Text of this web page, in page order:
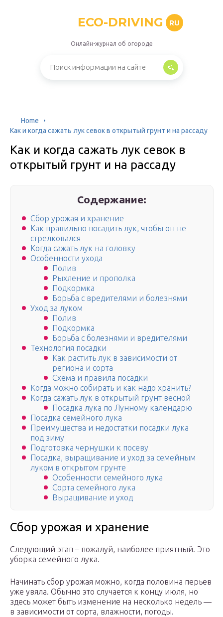
ECO-DRIVING RU
Онлайн-журнал об огороде
Home
Как и когда сажать лук севок в открытый грунт и на рассаду
Как и когда сажать лук севок в
открытый грунт и на рассаду
Содержание:
Сбор урожая и хранение
Как правильно посадить лук, чтобы он не
стрелковался
Когда сажать лук на головку
Особенности ухода
Полив
Рыхление и прополка
Подкормка
Борьба с вредителями и болезнями
Уход за луком
Полив
Подкормка
Борьба с болезнями и вредителями
Технология посадки
Как растить лук в зависимости от
региона и сорта
Схема и правила посадки
Когда можно собирать и как надо хранить?
Когда сажать лук в открытый грунт весной
Посадка лука по Лунному календарю
Посадка семейного лука
Преимущества и недостатки посадки лука
под зиму
Подготовка чернушки к посеву
Посадка, выращивание и уход за семейным
луком в открытом грунте
Особенности семейного лука
Сорта семейного лука
Выращивание и уход
Сбор урожая и хранение
Следующий этап – пожалуй, наиболее приятный. Это
уборка семейного лука.
Начинать сбор урожая можно, когда половина перьев
уже увяла. Обычно это случается к концу июля, но
здесь может быть изменение на несколько недель —
в зависимости от сорта, влажности, погоды.